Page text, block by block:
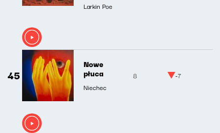
Larkin Poe
45
Nowe
płuca
Niechec
8 -7